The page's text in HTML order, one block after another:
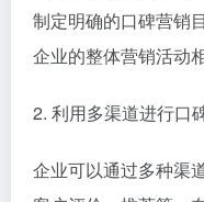
制定明确的口碑营销
企业的整体营销活动
2. 利用多渠道进行口
企业可以通过多种渠